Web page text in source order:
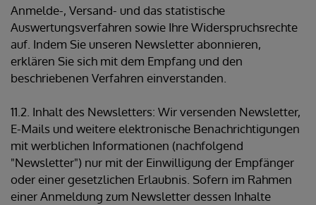
Anmelde-, Versand- und das statistische
Auswertungsverfahren sowie Ihre Widerspruchsrechte
auf. Indem Sie unseren Newsletter abonnieren,
erklären Sie sich mit dem Empfang und den
beschriebenen Verfahren einverstanden.
11.2. Inhalt des Newsletters: Wir versenden Newsletter,
E-Mails und weitere elektronische Benachrichtigungen
mit werblichen Informationen (nachfolgend
"Newsletter") nur mit der Einwilligung der Empfänger
oder einer gesetzlichen Erlaubnis. Sofern im Rahmen
einer Anmeldung zum Newsletter dessen Inhalte